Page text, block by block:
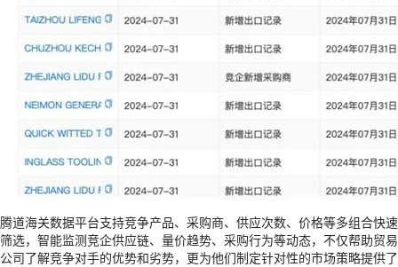
腾道海关数据平台支持竞争产品、采购商、供应次数、价格等多组合快速
筛选，智能监测竞企供应链、量价趋势、采购行为等动态，不仅帮助贸易
公司了解竞争对手的优势和劣势，更为他们制定针对性的市场策略提供了